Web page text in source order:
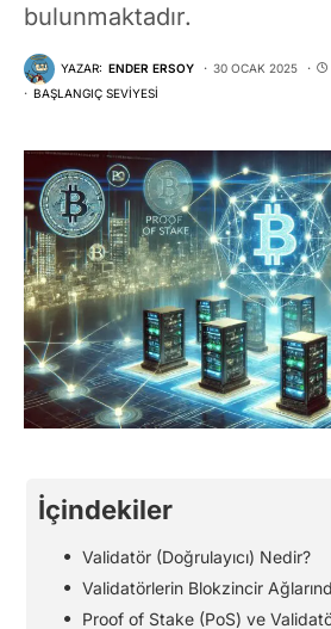
bulunmaktadır.
YAZAR: ENDER ERSOY 30 OCAK 2025
BAŞLANGIÇ SEVIYESI
İçindekiler
Validatör (Doğrulayıcı) Nedir?
Validatörlerin Blokzincir
Proof of Stake (PoS) ve